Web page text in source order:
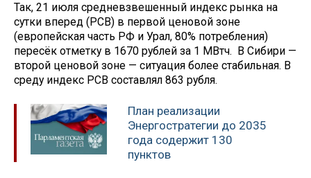
Так, 21 июля средневзвешенный индекс рынка на
сутки вперед (РСВ) в первой ценовой зоне
(европейская часть РФ и Урал, 80% потребления)
пересёк отметку в 1670 рублей за 1 МВтч. В Сибири —
второй ценовой зоне — ситуация более стабильная. В
среду индекс РСВ составлял 863 рубля.
План реализации
Энергостратегии до 2035
года содержит 130
пунктов